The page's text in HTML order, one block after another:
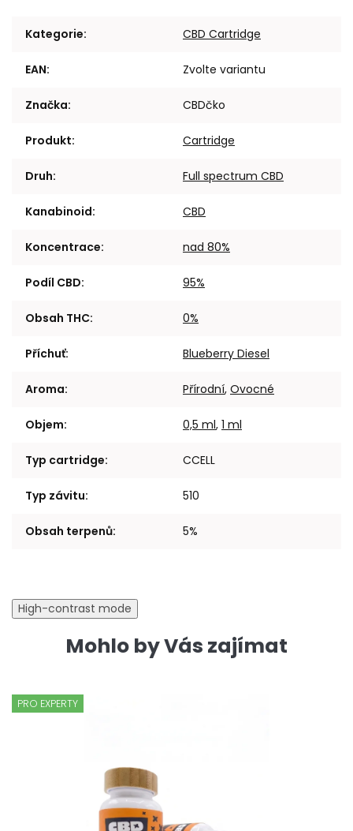
Kategorie: CBD Cartridge
EAN: Zvolte variantu
Značka: CBDčko
Produkt: Cartridge
Druh: Full spectrum CBD
Kanabinoid: CBD
Koncentrace: nad 80%
Podíl CBD: 95%
Obsah THC: 0%
Příchuť: Blueberry Diesel
Aroma: Přírodní, Ovocné
Objem: 0,5 ml, 1 ml
Typ cartridge: CCELL
Typ závitu: 510
Obsah terpenů: 5%
High-contrast mode
Mohlo by Vás zajímat
PRO EXPERTY